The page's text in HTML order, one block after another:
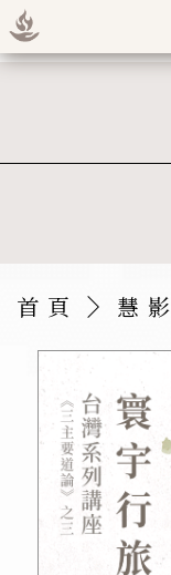
首頁 慧影